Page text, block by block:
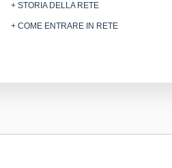
+ STORIA DELLA RETE
+ COME ENTRARE IN RETE